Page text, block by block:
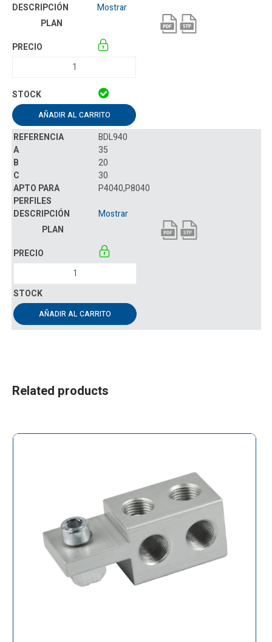
Mostrar
AÑADIR AL CARRITO
BDL940
35
20
30
P4040,P8040
Mostrar
AÑADIR AL CARRITO
Related products